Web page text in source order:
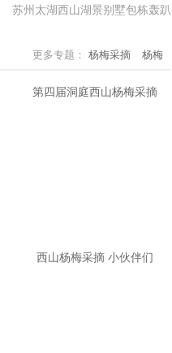
苏州太湖西山湖景别墅包栋轰趴
更多专题： 杨梅采摘 杨梅
第四届洞庭西山杨梅采摘
西山杨梅采摘 小伙伴们